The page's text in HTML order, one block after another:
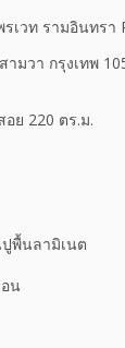
เวท รามอินทรา
มวา กรุงเทพ
ย 220 ตร.ม.
พื้นลามิเนต
น